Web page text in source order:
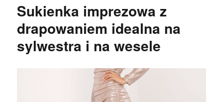
Sukienka imprezowa z
drapowaniem idealna na
sylwestra i na wesele